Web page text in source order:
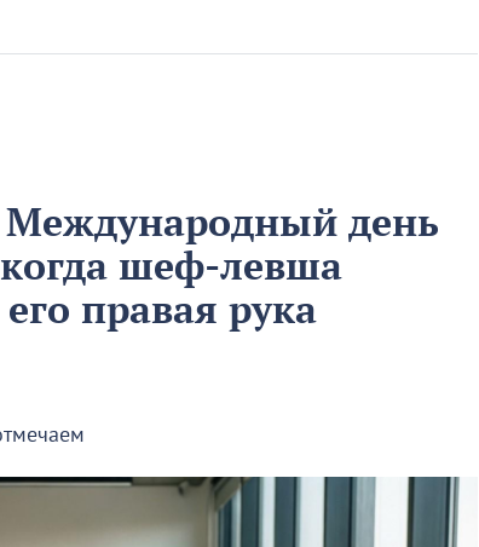
Международный день
шеф-левша
правая рука